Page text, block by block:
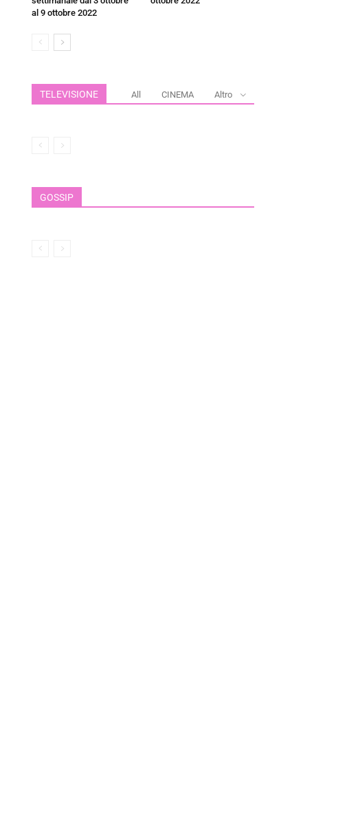
al 9 ottobre 2022
TELEVISIONE All CINEMA Altro
GOSSIP